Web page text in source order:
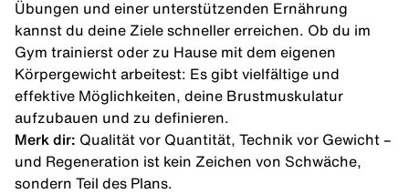
Übungen und einer unterstützenden Ernährung
kannst du deine Ziele schneller erreichen. Ob du im
Gym trainierst oder zu Hause mit dem eigenen
Körpergewicht arbeitest: Es gibt vielfältige und
effektive Möglichkeiten, deine Brustmuskulatur
aufzubauen und zu definieren.
Merk dir: Qualität vor Quantität, Technik vor Gewicht –
und Regeneration ist kein Zeichen von Schwäche,
sondern Teil des Plans.